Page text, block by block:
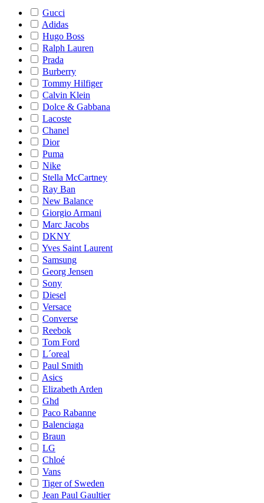
Gucci
Adidas
Hugo Boss
Ralph Lauren
Prada
Burberry
Tommy Hilfiger
Calvin Klein
Dolce & Gabbana
Lacoste
Chanel
Dior
Puma
Nike
Stella McCartney
Ray Ban
New Balance
Giorgio Armani
Marc Jacobs
DKNY
Yves Saint Laurent
Samsung
Georg Jensen
Sony
Diesel
Versace
Converse
Reebok
Tom Ford
L´oreal
Paul Smith
Asics
Elizabeth Arden
Ghd
Paco Rabanne
Balenciaga
Braun
LG
Chloé
Vans
Tiger of Sweden
Jean Paul Gaultier